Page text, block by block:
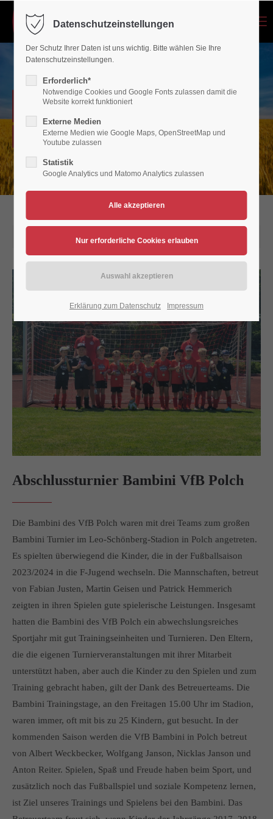
Login
Benutzername
Anmelden
Support
24h/ 365days
We offer support for our customers
Mon - Fri 8:00am - 5:00pm(GMT +1)
Get in touch
Cybersteel Inc.
376-293 City Road, Suite 600
Drop us a line
info@yourdomain.com
About us
Lorem ipsum dolor sit amet, consectetuer adipiscing elit.
Aenean commodo ligula eget dolor. Aenean massa. Cum
sociis natoque penatibus et magnis dis parturient montes,
nascetur ridiculus mus. Donec quam felis, ultricies nec.
NEWSARCHIV
Verein für Bewegungsspiele 1936/45 Polch/Maifeld e.V.
02.07.2023 12:07
Abschlussturnier Bambini VfB Polch
Die Bambini des VfB Polch waren mit drei Teams zum großen
Bambini Turnier im Leo-Schönberg-Stadion in Polch angetreten.
Es spielten überwiegend die Kinder, die in der Fußballsaison
2023/2024 in die F-Jugend wechseln. Die Mannschaften, betreut
von Fabian Justen, Martin Geisen und Patrick Hemmerich
zeigten in ihren Spielen gute spielerische Leistungen. Insgesamt
hatten die Bambini des VfB Polch ein abwechslungsreiches
Sportjahr mit gut Trainingseinheiten und Turnieren. Den Eltern,
die die eigenen Turnierveranstaltungen mit ihrer Mitarbeit
unterstützt haben, aber auch die Kinder zu den Spielen und zum
Training gebracht haben, gilt der Dank des Betreuerteams. Die
Bambini Trainingstage, an den Freitagen 15.00 Uhr im Stadion,
waren immer, oft mit bis zu 25 Kindern, gut besucht. In der
kommenden Saison werden die VfB Bambini in Polch betreut
von Albert Weckbecker, Wolfgang Janson, Nicklas Janson und
Anton Reiter. Spielen, Spaß und Freude haben beim Sport, und
zusätzlich noch das Fußballspiel und soziale Kompetenz lernen,
ist Ziel unseres Trainings und Spielens bei den Bambini. Das
Datenschutzeinstellungen
Der Schutz Ihrer Daten ist uns wichtig. Bitte wählen Sie Ihre
Datenschutzeinstellungen.
Erforderlich*
Notwendige Cookies und Google Fonts zulassen damit die
Website korrekt funktioniert
Externe Medien
Externe Medien wie Google Maps, OpenStreetMap und
Youtube zulassen
Statistik
Google Analytics und Matomo Analytics zulassen
Erklärung zum Datenschutz Impressum